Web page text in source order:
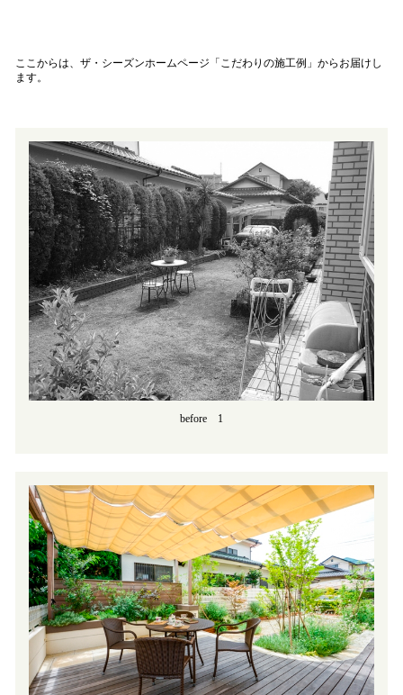
ここからは、ザ・シーズンホームページ 「こだわりの施工例」 からお届けし
ます。
before 1